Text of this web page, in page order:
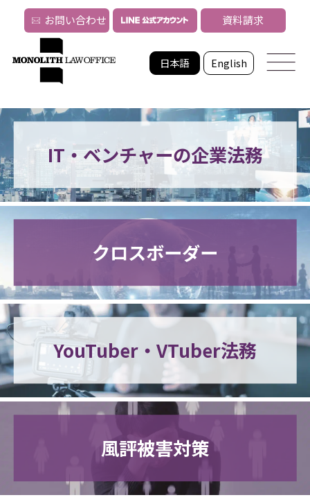
日本語 English
お問い合わせ 資料請求
IT・ベンチャーの企業法務
クロスボーダー
YouTuber・VTuber法務
風評被害対策